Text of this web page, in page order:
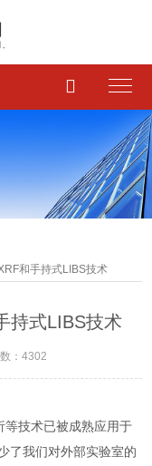

和手持式LIBS技术
持式LIBS技术
：4302
等技术已被成熟应用于
了我们对外部实验室的